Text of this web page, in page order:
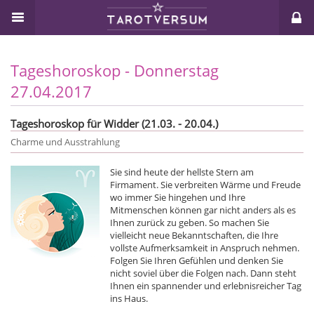
Tageshoroskop - Donnerstag
27.04.2017
Tageshoroskop für Widder (21.03. - 20.04.)
Charme und Ausstrahlung
Sie sind heute der hellste Stern am
Firmament. Sie verbreiten Wärme und Freude
wo immer Sie hingehen und Ihre
Mitmenschen können gar nicht anders als es
Ihnen zurück zu geben. So machen Sie
vielleicht neue Bekanntschaften, die Ihre
vollste Aufmerksamkeit in Anspruch nehmen.
Folgen Sie Ihren Gefühlen und denken Sie
nicht soviel über die Folgen nach. Dann steht
Ihnen ein spannender und erlebnisreicher Tag
ins Haus.